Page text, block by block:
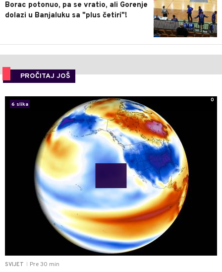
Borac potonuo, pa se vratio, ali Gorenje
dolazi u Banjaluku sa "plus četiri"!
PROČITAJ JOŠ
SVIJET Pre 30 min
6 slika
0